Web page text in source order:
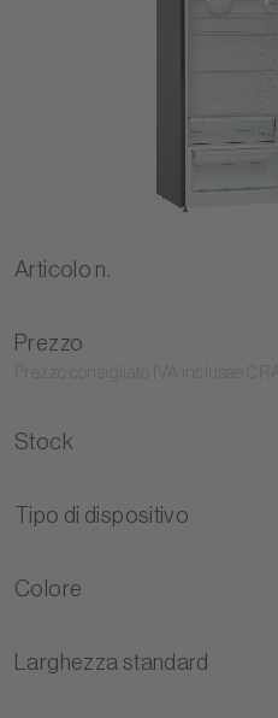
Articolo n.
Prezzo
Stock
Tipo di dispositivo
Colore
Larghezza standard